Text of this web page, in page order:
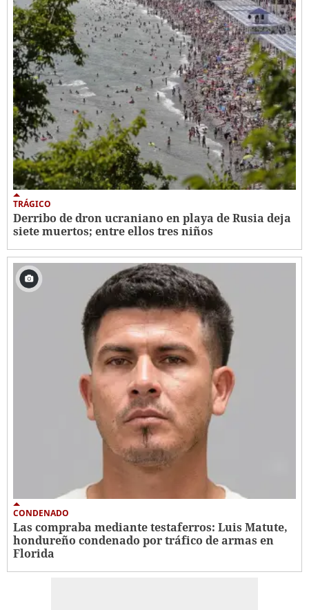
TRÁGICO
Derribo de dron ucraniano en playa de Rusia deja
siete muertos; entre ellos tres niños
CONDENADO
Las compraba mediante testaferros: Luis Matute,
hondureño condenado por tráfico de armas en
Florida